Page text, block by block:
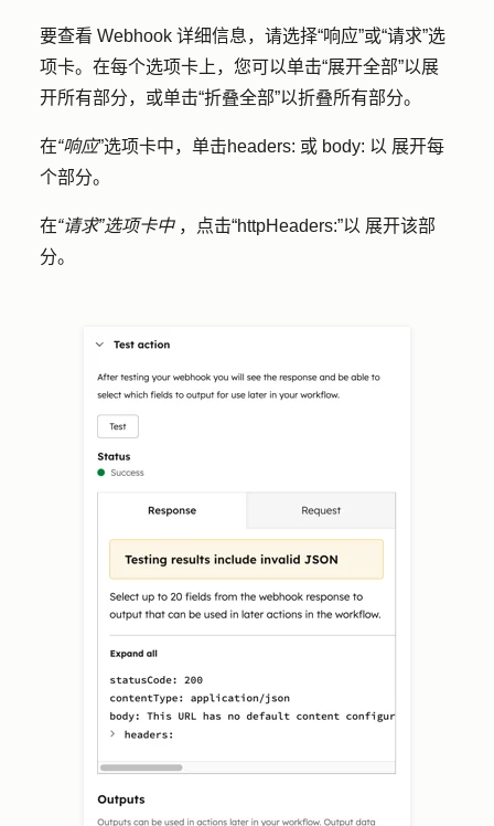
要查看 Webhook 详细信息，请选择“响应”或“请求”选
项卡。在每个选项卡上，您可以单击“展开全部”以展
开所有部分，或单击“折叠全部”以折叠所有部分。
在“响应”选项卡中，单击headers: 或 body: 以 展开每
个部分。
在“请求”选项卡中 ，点击“httpHeaders:”以 展开该部
分。